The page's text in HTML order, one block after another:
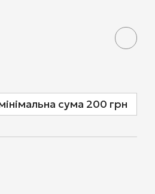
сума 200 грн